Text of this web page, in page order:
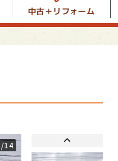
中古＋リフォーム
/14